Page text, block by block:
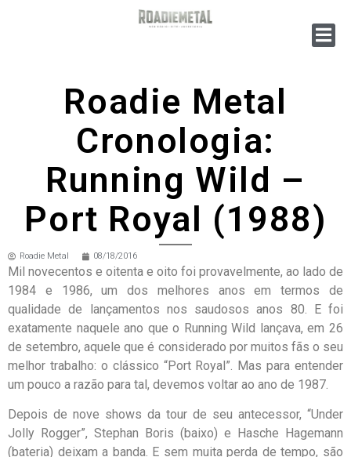
Roadie Metal
Cronologia:
Running Wild –
Port Royal (1988)
Roadie Metal 08/18/2016
Mil novecentos e oitenta e oito foi provavelmente, ao lado de
1984 e 1986, um dos melhores anos em termos de
qualidade de lançamentos nos saudosos anos 80. E foi
exatamente naquele ano que o Running Wild lançava, em 26
de setembro, aquele que é considerado por muitos fãs o seu
melhor trabalho: o clássico “Port Royal”. Mas para entender
um pouco a razão para tal, devemos voltar ao ano de 1987.
Depois de nove shows da tour de seu antecessor, “Under
Jolly Rogger”, Stephan Boris (baixo) e Hasche Hagemann
(bateria) deixam a banda. E sem muita perda de tempo, são